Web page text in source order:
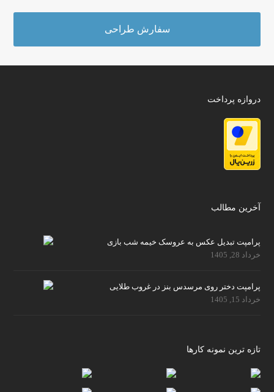
سفارش طراحی
دروازه پرداخت
آخرین مطالب
پرامپت تبدیل عکس به عروسک خیمه شب بازی
خرداد 28, 1405
پرامپت دختر روی مرسدس بنز در غروب طلایی
خرداد 15, 1405
تازه ترین نمونه کارها